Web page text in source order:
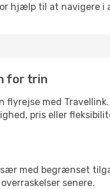
hjælp til at navigere i
for trin
flyrejse med
pris eller
med begrænset
senere.